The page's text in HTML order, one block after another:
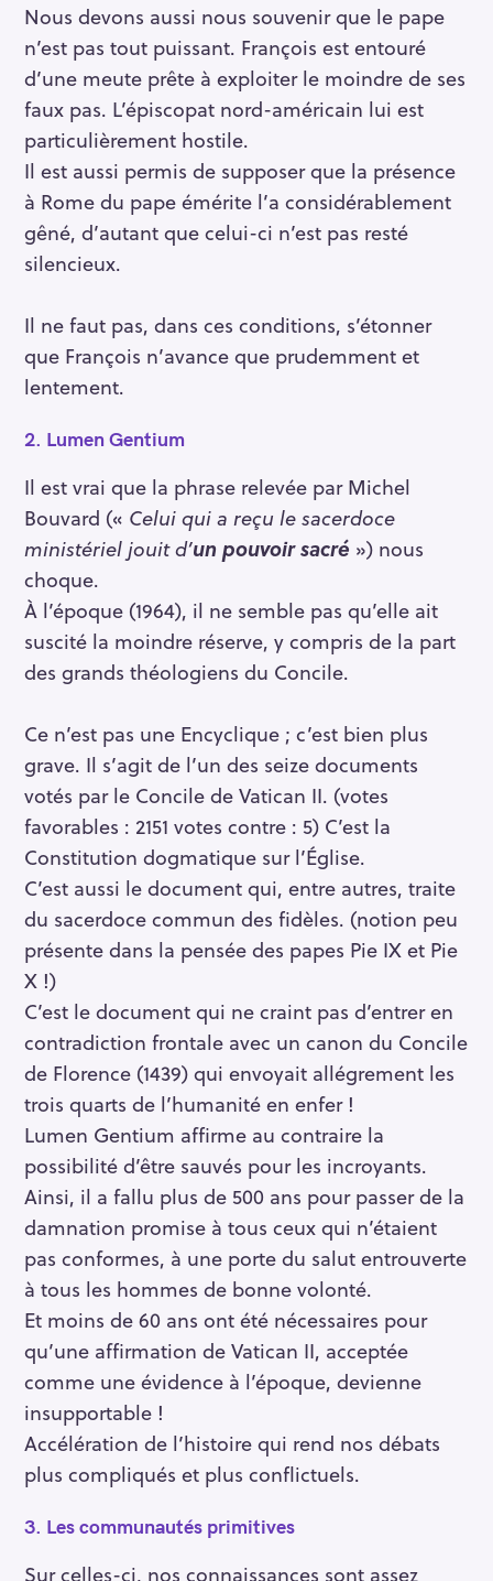
Nous devons aussi nous souvenir que le pape
n’est pas tout puissant. François est entouré
d’une meute prête à exploiter le moindre de ses
faux pas. L’épiscopat nord-américain lui est
particulièrement hostile.
Il est aussi permis de supposer que la présence
à Rome du pape émérite l’a considérablement
gêné, d’autant que celui-ci n’est pas resté
silencieux.
Il ne faut pas, dans ces conditions, s’étonner
que François n’avance que prudemment et
lentement.
2. Lumen Gentium
Il est vrai que la phrase relevée par Michel
Bouvard (« Celui qui a reçu le sacerdoce
ministériel jouit d’un pouvoir sacré ») nous
choque.
À l’époque (1964), il ne semble pas qu’elle ait
suscité la moindre réserve, y compris de la part
des grands théologiens du Concile.
Ce n’est pas une Encyclique ; c’est bien plus
grave. Il s’agit de l’un des seize documents
votés par le Concile de Vatican II. (votes
favorables : 2151 votes contre : 5) C’est la
Constitution dogmatique sur l’Église.
C’est aussi le document qui, entre autres, traite
du sacerdoce commun des fidèles. (notion peu
présente dans la pensée des papes Pie IX et Pie
X !)
C’est le document qui ne craint pas d’entrer en
contradiction frontale avec un canon du Concile
de Florence (1439) qui envoyait allégrement les
trois quarts de l’humanité en enfer !
Lumen Gentium affirme au contraire la
possibilité d’être sauvés pour les incroyants.
Ainsi, il a fallu plus de 500 ans pour passer de la
damnation promise à tous ceux qui n’étaient
pas conformes, à une porte du salut entrouverte
à tous les hommes de bonne volonté.
Et moins de 60 ans ont été nécessaires pour
qu’une affirmation de Vatican II, acceptée
comme une évidence à l’époque, devienne
insupportable !
Accélération de l’histoire qui rend nos débats
plus compliqués et plus conflictuels.
3. Les communautés primitives
Sur celles-ci, nos connaissances sont assez